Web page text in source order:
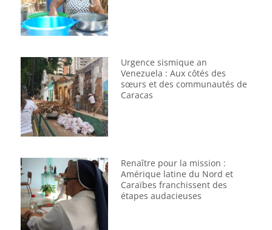
Urgence sismique an
Venezuela : Aux côtés des
sœurs et des communautés de
Caracas
Renaître pour la mission :
Amérique latine du Nord et
Caraïbes franchissent des
étapes audacieuses